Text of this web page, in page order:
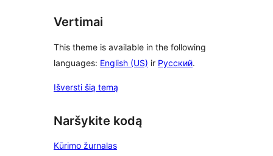
Vertimai
This theme is available in the following
languages: English (US) ir Русский.
Išversti šią temą
Naršykite kodą
Kūrimo žurnalas